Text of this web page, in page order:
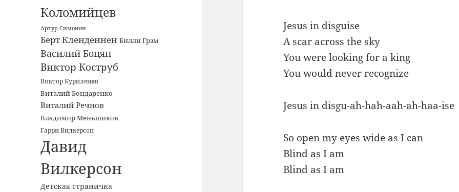
Коломийцев
Артур Симонян
Берт Кленденнен Билли Грэм
Василий Боцян
Виктор Коструб
Виктор Куриленко
Виталий Бондаренко
Виталий Речнов
Владимир Меньшиков
Гарри Вилкерсон
Давид
Вилкерсон
Детская страничка
Jesus in disguise
A scar across the sky
You were looking for a king
You would never recognize
Jesus in disgu-ah-hah-aah-ah-haa-ise
So open my eyes wide as I can
Blind as I am
Blind as I am